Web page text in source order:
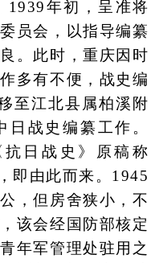
1939年初，呈准将
员会，以指导编纂
。此时，重庆因时
多有不便，战史编
至江北县属柏溪附
战史编纂工作。
日战史》原稿称
即由此而来。1945
，但房舍狭小，不
该会经国防部核定
年军管理处驻用之